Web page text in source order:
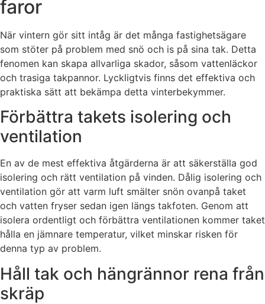
faror
När vintern gör sitt intåg är det många fastighetsägare
som stöter på problem med snö och is på sina tak. Detta
fenomen kan skapa allvarliga skador, såsom vattenläckor
och trasiga takpannor. Lyckligtvis finns det effektiva och
praktiska sätt att bekämpa detta vinterbekymmer.
Förbättra takets isolering och
ventilation
En av de mest effektiva åtgärderna är att säkerställa god
isolering och rätt ventilation på vinden. Dålig isolering och
ventilation gör att varm luft smälter snön ovanpå taket
och vatten fryser sedan igen längs takfoten. Genom att
isolera ordentligt och förbättra ventilationen kommer taket
hålla en jämnare temperatur, vilket minskar risken för
denna typ av problem.
Håll tak och hängrännor rena från
skräp